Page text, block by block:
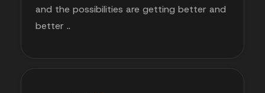
and the possibilities are getting better and
better ..